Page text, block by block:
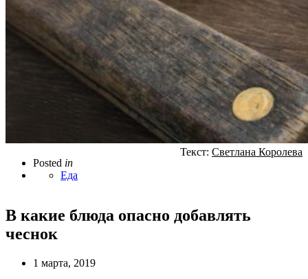
Posted in
Еда
Текст: Светлана Королева
В какие блюда опасно добавлять
чеснок
1 марта, 2019